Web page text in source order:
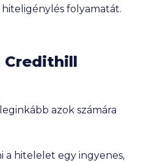
folyamatát.
Credithill
azok számára
a hitelelet egy ingyenes,